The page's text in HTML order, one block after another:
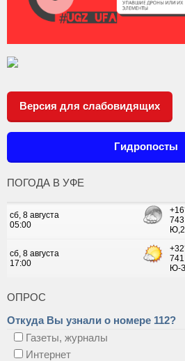
Версия для слабовидящих
Гидропосты
ПОГОДА В УФЕ
ОПРОС
Откуда Вы узнали о номере 112?
Газеты, журналы
Интернет